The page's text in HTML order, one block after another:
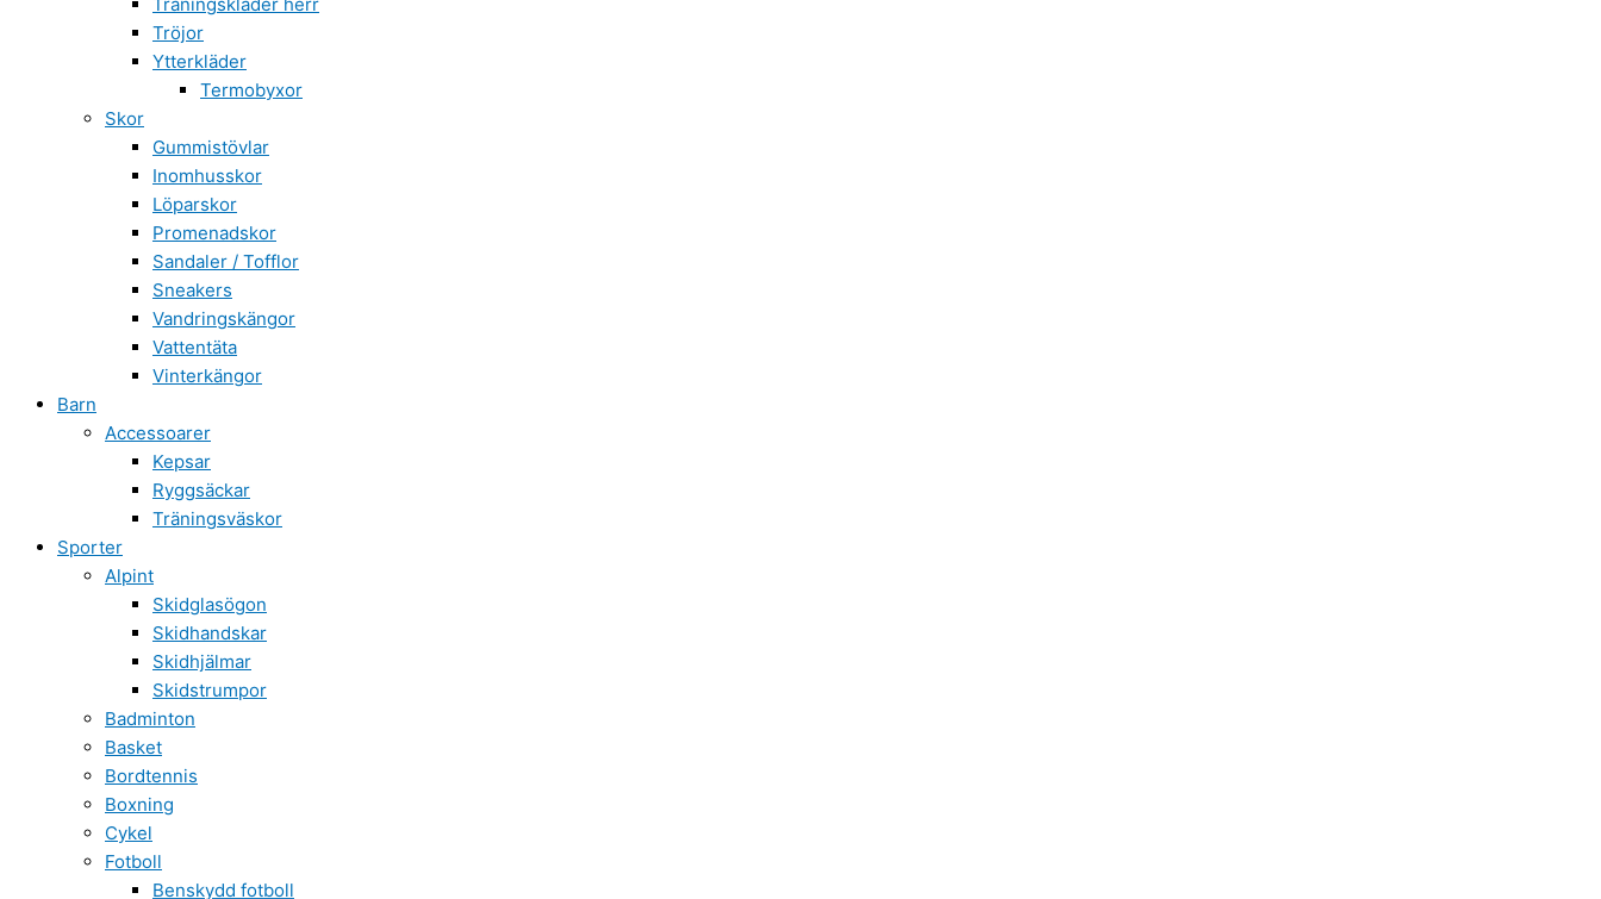
Tröjor
Ytterkläder
Termobyxor
Skor
Gummistövlar
Inomhusskor
Löparskor
Promenadskor
Sandaler / Tofflor
Sneakers
Vandringskängor
Vattentäta
Vinterkängor
Barn
Accessoarer
Kepsar
Ryggsäckar
Träningsväskor
Sporter
Alpint
Skidglasögon
Skidhandskar
Skidhjälmar
Skidstrumpor
Badminton
Basket
Bordtennis
Boxning
Cykel
Fotboll
Benskydd fotboll